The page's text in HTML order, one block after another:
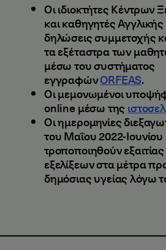
Οι ιδιοκτήτες
και καθηγητές
δηλώσεις συμμετοχής
τα εξέταστρα των
μέσω του συστήματος
εγγραφώνORFEAS.
Οι μεμονωμένοι
online μέσω της
Οι ημερομηνίες
του Μαΐου 2022-
τροποποιηθούν
εξελίξεων στα μέτρα
δημόσιας υγείας λόγω